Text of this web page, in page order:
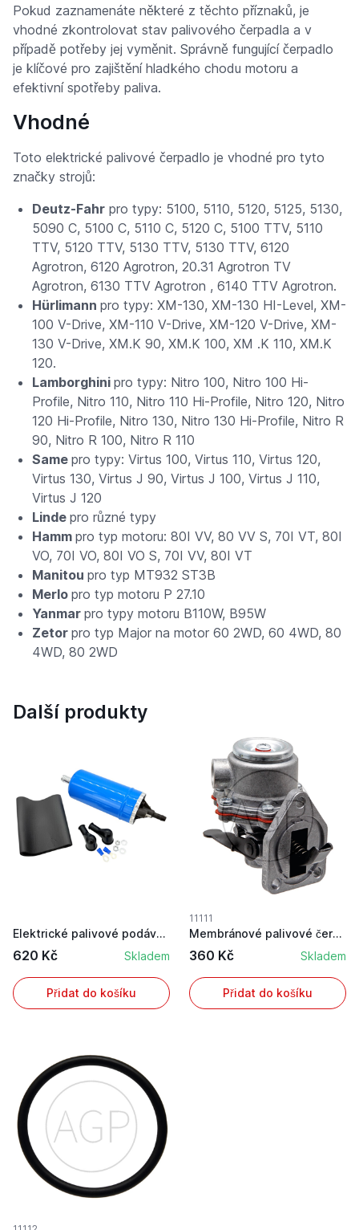
Pokud zaznamenáte některé z těchto příznaků, je
vhodné zkontrolovat stav palivového čerpadla a v
případě potřeby jej vyměnit. Správně fungující čerpadlo
je klíčové pro zajištění hladkého chodu motoru a
efektivní spotřeby paliva.
Vhodné
Toto elektrické palivové čerpadlo je vhodné pro tyto
značky strojů:
Deutz-Fahr pro typy: 5100, 5110, 5120, 5125, 5130,
5090 C, 5100 C, 5110 C, 5120 C, 5100 TTV, 5110
TTV, 5120 TTV, 5130 TTV, 5130 TTV, 6120
Agrotron, 6120 Agrotron, 20.31 Agrotron TV
Agrotron, 6130 TTV Agrotron , 6140 TTV Agrotron.
Hürlimann pro typy: XM-130, XM-130 HI-Level, XM-
100 V-Drive, XM-110 V-Drive, XM-120 V-Drive, XM-
130 V-Drive, XM.K 90, XM.K 100, XM .K 110, XM.K
120.
Lamborghini pro typy: Nitro 100, Nitro 100 Hi-
Profile, Nitro 110, Nitro 110 Hi-Profile, Nitro 120, Nitro
120 Hi-Profile, Nitro 130, Nitro 130 Hi-Profile, Nitro R
90, Nitro R 100, Nitro R 110
Same pro typy: Virtus 100, Virtus 110, Virtus 120,
Virtus 130, Virtus J 90, Virtus J 100, Virtus J 110,
Virtus J 120
Linde pro různé typy
Hamm pro typ motoru: 80I VV, 80 VV S, 70I VT, 80I
VO, 70I VO, 80I VO S, 70I VV, 80I VT
Manitou pro typ MT932 ST3B
Merlo pro typ motoru P 27.10
Yanmar pro typy motoru B110W, B95W
Zetor pro typ Major na motor 60 2WD, 60 4WD, 80
4WD, 80 2WD
Další produkty
Elektrické palivové podávací čerpadlo určené pr...
620 Kč Skladem
Přidat do košíku
11111
Membránové palivové čerpadlo pro Case IH, Deutz...
360 Kč Skladem
Přidat do košíku